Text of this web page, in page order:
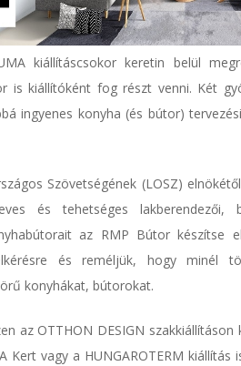
kiállításcsokor keretin belül
is kiállítóként fog részt venni. Két
ingyenes konyha (és bútor)
Szövetségének (LOSZ)
és tehetséges lakberendezői,
az RMP Bútor készítse
és reméljük, hogy minél
konyhákat, bútorokat.
az OTTHON DESIGN szakkiállításon
Kert vagy a HUNGAROTERM kiállítás